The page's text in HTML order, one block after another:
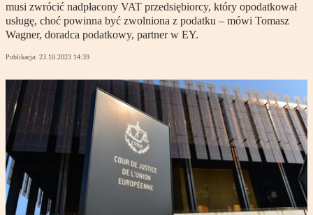
musi zwrócić nadpłacony VAT przedsiębiorcy, który opodatkował
usługę, choć powinna być zwolniona z podatku – mówi Tomasz
Wagner, doradca podatkowy, partner w EY.
Publikacja: 23.10.2023 14:39